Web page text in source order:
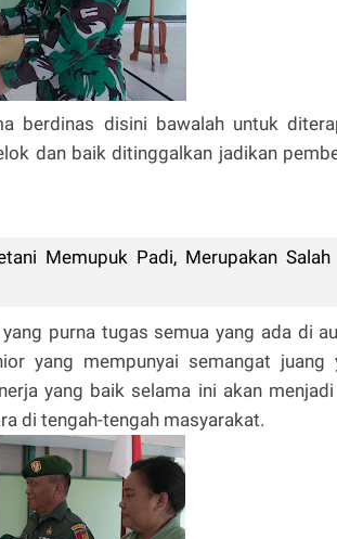
berdinas disini bawalah untuk
dan baik ditinggalkan jadikan
Memupuk Padi, Merupakan
purna tugas semua yang ada di
yang mempunyai semangat juang
yang baik selama ini akan
di tengah-tengah masyarakat.